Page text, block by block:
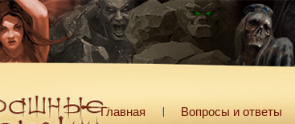
Главная Вопросы и ответы